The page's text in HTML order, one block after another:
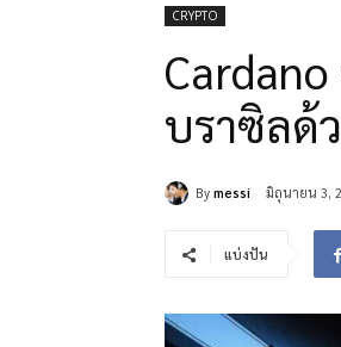
CRYPTO
บราซิลด้
By messi มิถุนายน 3,
แบ่งปัน